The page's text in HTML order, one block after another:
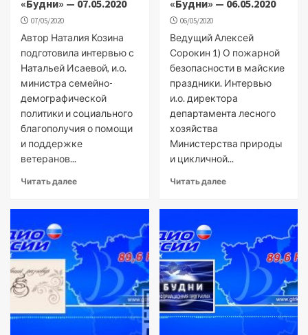
«Будни» — 07.05.2020
07/05/2020
Автор Наталия Козина
подготовила интервью с
Натальей Исаевой, и.о.
министра семейно-
демографической
политики и социального
благополучия о помощи
и поддержке
ветеранов...
Читать далее
«Будни» — 06.05.2020
06/05/2020
Ведущий Алексей
Сорокин 1) О пожарной
безопасности в майские
праздники. Интервью
и.о. директора
департамента лесного
хозяйства
Министерства природы
и цикличной...
Читать далее